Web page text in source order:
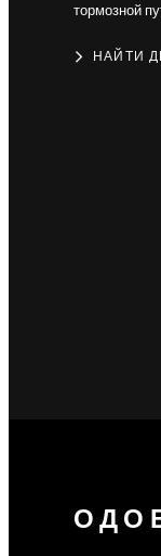
тормозной
НАЙТИ